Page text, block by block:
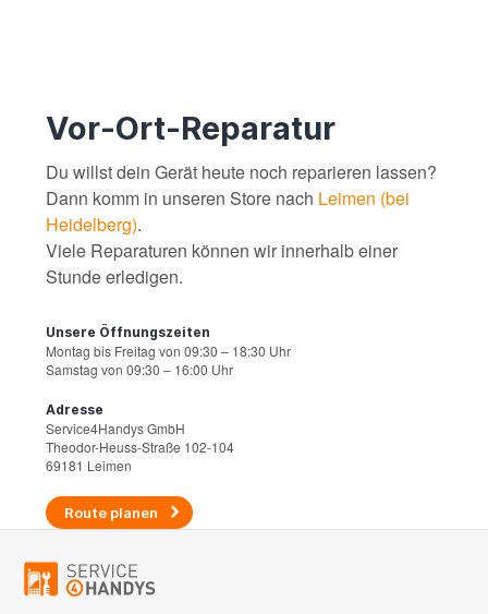
Vor-Ort-Reparatur
Du willst dein Gerät heute noch reparieren lassen?
Dann komm in unseren Store nach Leimen (bei
Heidelberg).
Viele Reparaturen können wir innerhalb einer
Stunde erledigen.
Unsere Öffnungszeiten
Montag bis Freitag von 09:30 – 18:30 Uhr
Samstag von 09:30 – 16:00 Uhr
Adresse
Service4Handys GmbH
Theodor-Heuss-Straße 102-104
69181 Leimen
Route planen